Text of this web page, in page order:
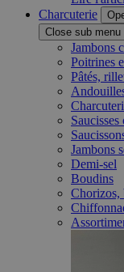
Charcuterie
Close sub menu
Jambons
Poitrines
Pâtés,
Saucisses
Jambons
Demi-sel
Boudins
Chorizos,